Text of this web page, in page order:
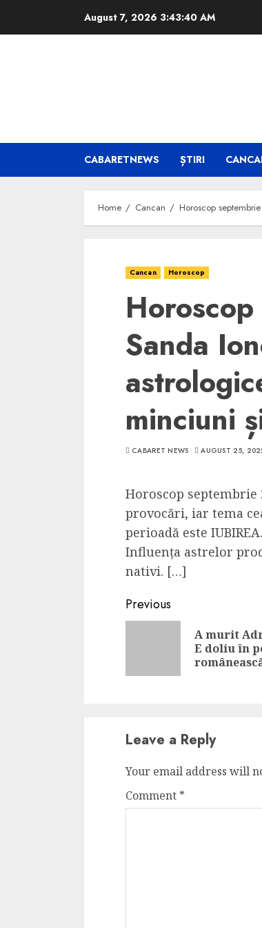
August 7, 2026 3:43:40 AM
CABARETNEWS ȘTIRI
Home Cancan Horoscop
Cancan Horoscop
Sanda
minciuni
CABARET NEWS AUGUST 25,
Horoscop
provocări, iar tema
perioadă este
Influența astrelor
nativi. […]
Continue
Reading
Previous
A murit
E doliu în
Leave a Reply
Your email address will
Comment *